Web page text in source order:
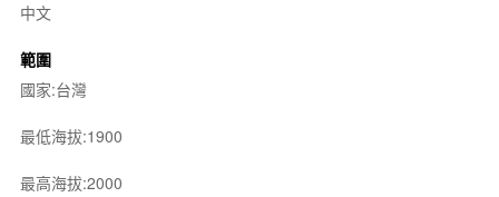
中文
範圍
國家:台灣
最低海拔:1900
最高海拔:2000